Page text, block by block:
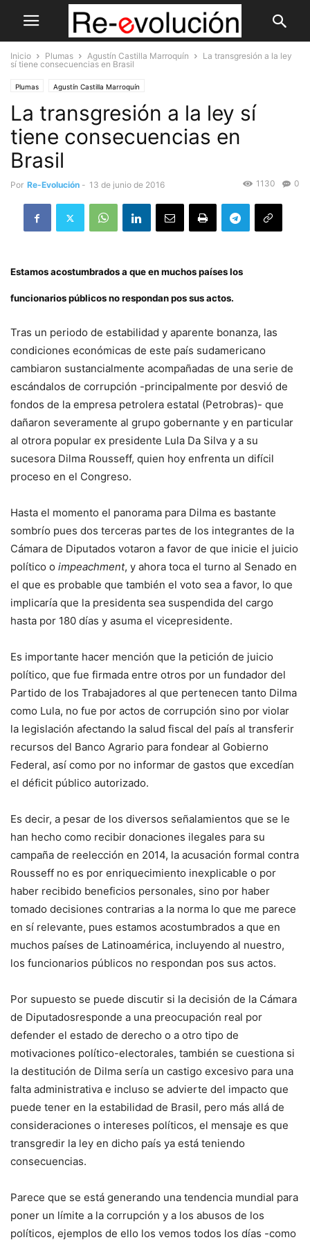
Inicio Plumas Agustín Castilla Marroquín
La transgresión a la ley
sí tiene consecuencias en Brasil
Plumas Agustín Castilla Marroquín
La transgresión a la ley sí
tiene consecuencias en
Brasil
Por Re-Evolución - 13 de junio de 2016 0
1130
Estamos acostumbrados a que en muchos países los
funcionarios públicos no respondan pos sus actos.
Tras un periodo de estabilidad y aparente bonanza, las
condiciones económicas de este país sudamericano
cambiaron sustancialmente acompañadas de una serie de
escándalos de corrupción -principalmente por desvió de
fondos de la empresa petrolera estatal (Petrobras)- que
dañaron severamente al grupo gobernante y en particular
al otrora popular ex presidente Lula Da Silva y a su
sucesora Dilma Rousseff, quien hoy enfrenta un difícil
proceso en el Congreso.
Hasta el momento el panorama para Dilma es bastante
sombrío pues dos terceras partes de los integrantes de la
Cámara de Diputados votaron a favor de que inicie el juicio
político o impeachment, y ahora toca el turno al Senado en
el que es probable que también el voto sea a favor, lo que
implicaría que la presidenta sea suspendida del cargo
hasta por 180 días y asuma el vicepresidente.
Es importante hacer mención que la petición de juicio
político, que fue firmada entre otros por un fundador del
Partido de los Trabajadores al que pertenecen tanto Dilma
como Lula, no fue por actos de corrupción sino por violar
la legislación afectando la salud fiscal del país al transferir
recursos del Banco Agrario para fondear al Gobierno
Federal, así como por no informar de gastos que excedían
el déficit público autorizado.
Es decir, a pesar de los diversos señalamientos que se le
han hecho como recibir donaciones ilegales para su
campaña de reelección en 2014, la acusación formal contra
Rousseff no es por enriquecimiento inexplicable o por
haber recibido beneficios personales, sino por haber
tomado decisiones contrarias a la norma lo que me parece
en sí relevante, pues estamos acostumbrados a que en
muchos países de Latinoamérica, incluyendo al nuestro,
los funcionarios públicos no respondan pos sus actos.
Por supuesto se puede discutir si la decisión de la Cámara
de Diputadosresponde a una preocupación real por
defender el estado de derecho o a otro tipo de
motivaciones político-electorales, también se cuestiona si
la destitución de Dilma sería un castigo excesivo para una
falta administrativa e incluso se advierte del impacto que
puede tener en la estabilidad de Brasil, pero más allá de
consideraciones o intereses políticos, el mensaje es que
transgredir la ley en dicho país ya está teniendo
consecuencias.
Parece que se está generando una tendencia mundial para
poner un límite a la corrupción y a los abusos de los
políticos, ejemplos de ello los vemos todos los días -como